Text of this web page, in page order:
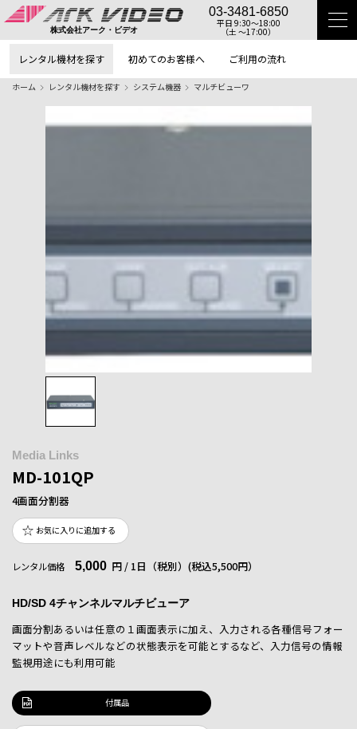
株式会社アーク・ビデオ
03-3481-6850
平日 9:30〜18:00
（土 〜17:00）
レンタル機材を探す 初めてのお客様へ ご利用の流れ
ホーム レンタル機材を探す システム機器 マルチビューワ
Media Links
MD-101QP
4画面分割器
お気に入りに追加する
レンタル価格 5,000 円 / 1日（税別） (税込5,500円）
HD/SD 4チャンネルマルチビューア
画面分割あるいは任意の１画面表示に加え、入力される各種信号フォー
マットや音声レベルなどの状態表示を可能とするなど、入力信号の情報
監視用途にも利用可能
付属品